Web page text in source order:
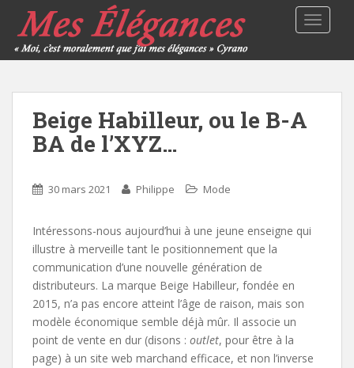
Beige Habilleur, ou le B-A
BA de l’XYZ…
30 mars 2021 Philippe Mode
Intéressons-nous aujourd’hui à une jeune enseigne qui
illustre à merveille tant le positionnement que la
communication d’une nouvelle génération de
distributeurs. La marque Beige Habilleur, fondée en
2015, n’a pas encore atteint l’âge de raison, mais son
modèle économique semble déjà mûr. Il associe un
point de vente en dur (disons : outlet, pour être à la
page) à un site web marchand efficace, et non l’inverse